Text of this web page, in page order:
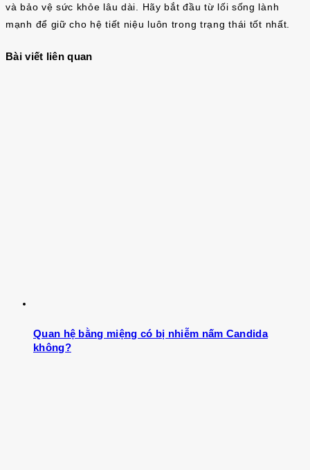
và bảo vệ sức khỏe lâu dài. Hãy bắt đầu từ lối sống lành
mạnh để giữ cho hệ tiết niệu luôn trong trạng thái tốt nhất.
Bài viết liên quan
Quan hệ bằng miệng có bị nhiễm nấm Candida
không?